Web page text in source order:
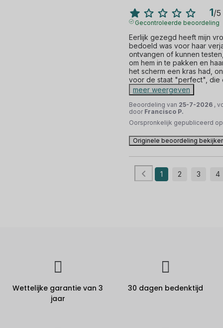
1/5
Gecontroleerde beoordeling
Eerlijk gezegd heeft mijn
bedoeld was voor haar
ontvangen of kunnen
om hem in te pakken en
het scherm een kras had,
voor de staat "perfect", die
meer weergeven
Beoordeling van 25-7-2026 ,
door Francisco P.
Oorspronkelijk gepubliceerd
Originele beoordeling
1 2 3 4
Wettelijke garantie van 3
jaar
30 dagen bedenktijd